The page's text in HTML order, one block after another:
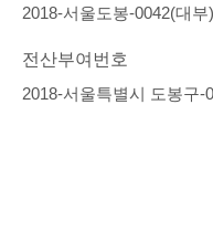
2018-서울도봉-0042(대부)
전산부여번호
2018-서울특별시 도봉구-